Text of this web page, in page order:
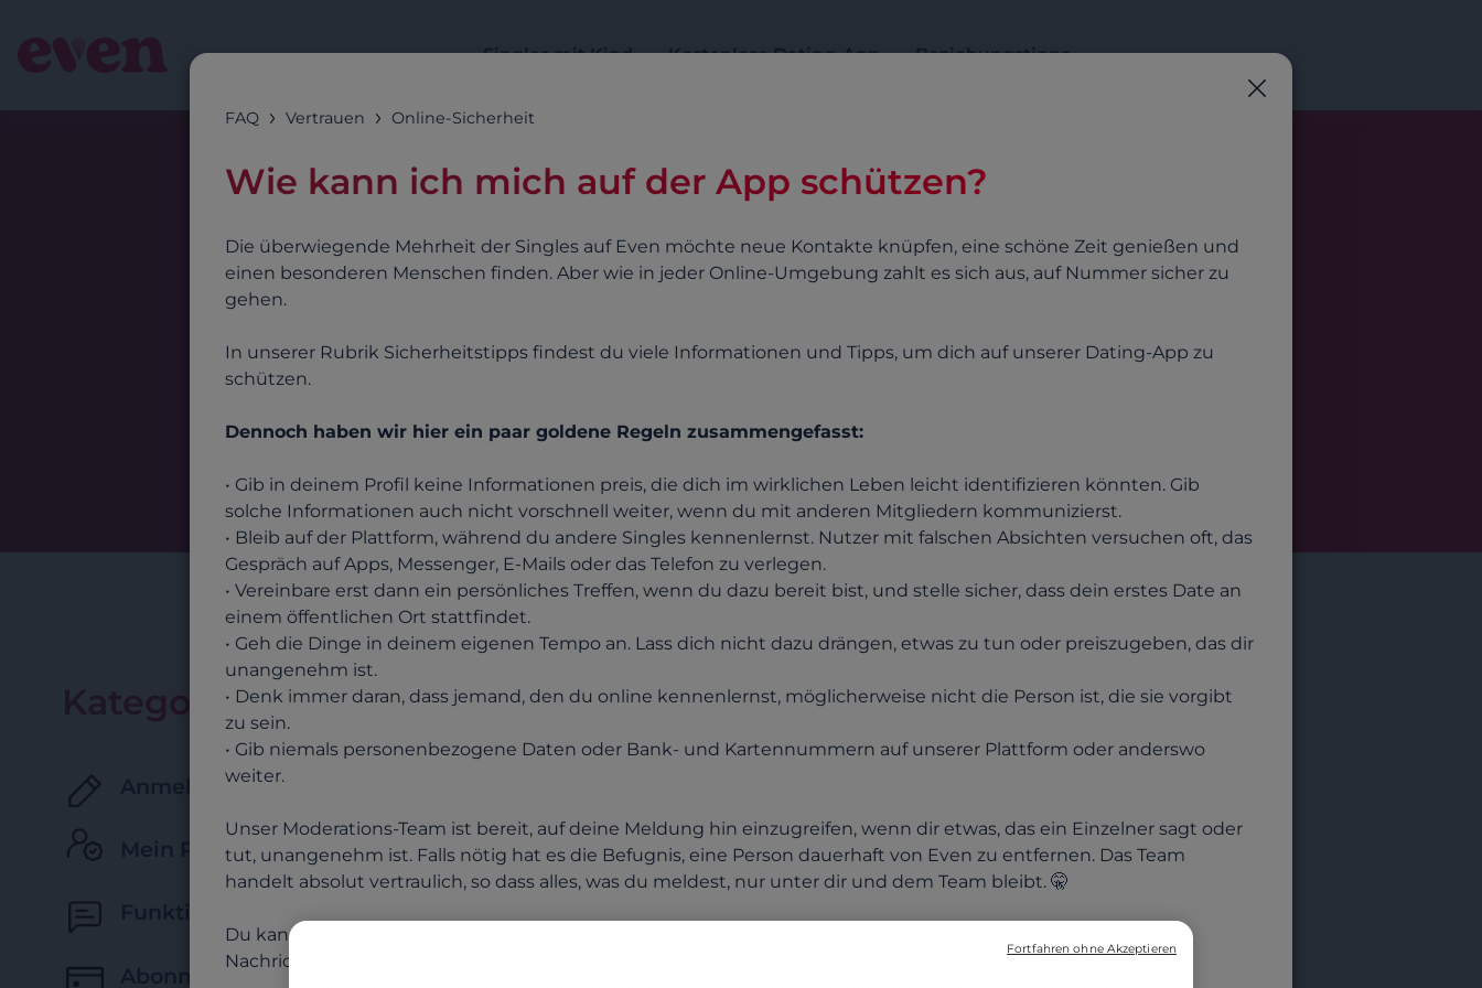
Singles mit Kind Kostenlose Dating-App Beziehungstipps
Online-Hilfe
KATEGORIEN
Kategorien
Anmeldung und erste Schritte
Mein Profil verwalten
Abonnement & kostenpflichtige Funktionen
FAQ Vertrauen Online-Sicherheit
Wie kann ich mich auf der App schützen?
Die überwiegende Mehrheit der Singles auf Even möchte neue Kontakte knüpfen, eine schöne Zeit genießen und
einen besonderen Menschen finden. Aber wie in jeder Online-Umgebung zahlt es sich aus, auf Nummer sicher zu
gehen.
In unserer Rubrik Sicherheitstipps findest du viele Informationen und Tipps, um dich auf unserer Dating-App zu
schützen.
Dennoch haben wir hier ein paar goldene Regeln zusammengefasst:
• Gib in deinem Profil keine Informationen preis, die dich im wirklichen Leben leicht identifizieren könnten. Gib
solche Informationen auch nicht vorschnell weiter, wenn du mit anderen Mitgliedern kommunizierst.
• Bleib auf der Plattform, während du andere Singles kennenlernst. Nutzer mit falschen Absichten versuchen oft, das
Gespräch auf Apps, Messenger, E-Mails oder das Telefon zu verlegen.
• Vereinbare erst dann ein persönliches Treffen, wenn du dazu bereit bist, und stelle sicher, dass dein erstes Date an
einem öffentlichen Ort stattfindet.
• Geh die Dinge in deinem eigenen Tempo an. Lass dich nicht dazu drängen, etwas zu tun oder preiszugeben, das dir
unangenehm ist.
• Denk immer daran, dass jemand, den du online kennenlernst, möglicherweise nicht die Person ist, die sie vorgibt
zu sein.
• Gib niemals personenbezogene Daten oder Bank- und Kartennummern auf unserer Plattform oder anderswo
weiter.
Unser Moderations-Team ist bereit, auf deine Meldung hin einzugreifen, wenn dir etwas, das ein Einzelner sagt oder
tut, unangenehm ist. Falls nötig hat es die Befugnis, eine Person dauerhaft von Even zu entfernen. Das Team
handelt absolut vertraulich, so dass alles, was du meldest, nur unter dir und dem Team bleibt. 🤫
Du kannst das Moderations-Team kontaktieren, indem du oben rechts in jedem Profil oder jedem
Nachrichtenfenster auf die drei Punkte tippst ( … ) und dann auf „Melden“.
Fortfahren ohne Akzeptieren